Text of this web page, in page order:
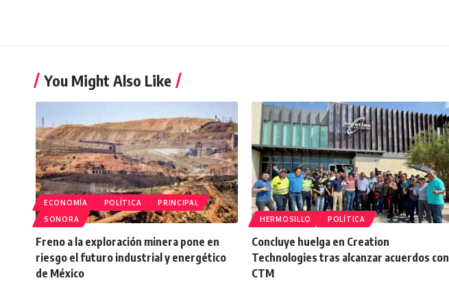
You Might Also Like
ECONOMÍA POLÍTICA
PRINCIPAL
SONORA
Freno a la exploración minera pone en
riesgo el futuro industrial y energético
de México
HERMOSILLO POLÍTICA
Concluye huelga en Creation
Technologies tras alcanzar acuerdos con
CTM